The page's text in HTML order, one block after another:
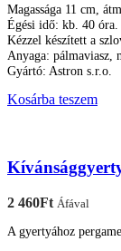
Magassága 11 cm,
Égési idő: kb. 40 óra.
Kézzel készített a
Anyaga: pálmaviasz,
Gyártó: Astron s.r.o.
Kosárba teszem
2 460Ft Áfával
A gyertyához